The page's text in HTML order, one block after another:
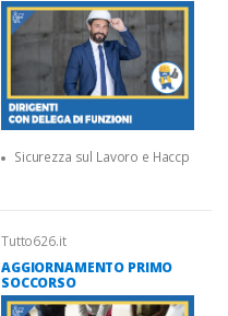
Sicurezza sul Lavoro e Haccp
Tutto626.it
AGGIORNAMENTO PRIMO
SOCCORSO